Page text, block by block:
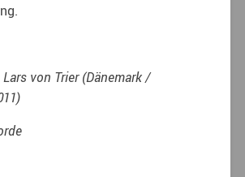
Lars von Trier (Dänemark /